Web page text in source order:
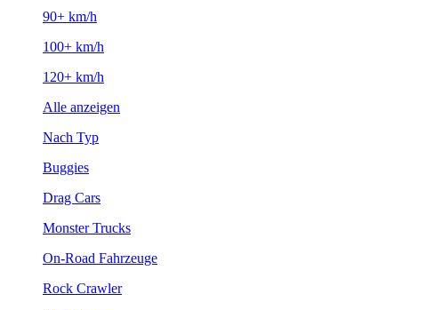
90+ km/h
100+ km/h
120+ km/h
Alle anzeigen
Nach Typ
Buggies
Drag Cars
Monster Trucks
On-Road Fahrzeuge
Rock Crawler